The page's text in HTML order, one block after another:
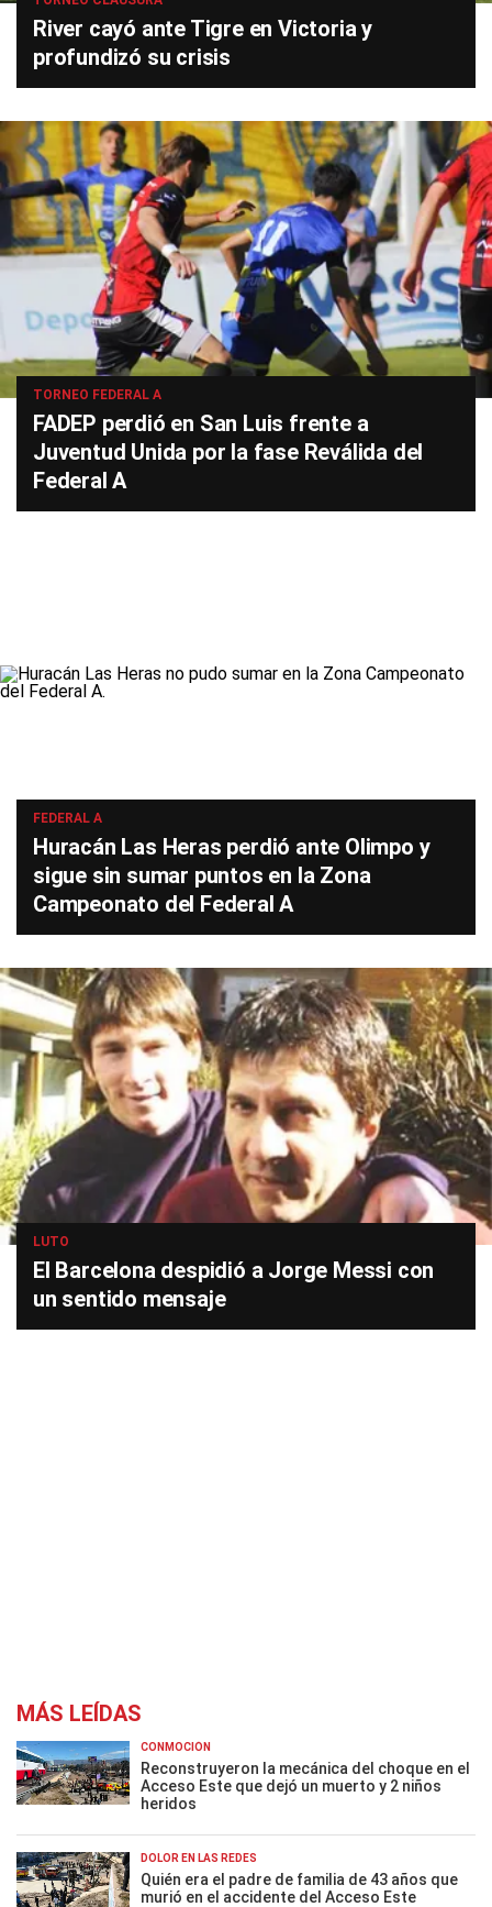
River cayó ante Tigre en Victoria y
profundizó su crisis
TORNEO FEDERAL A
FADEP perdió en San Luis frente a
Juventud Unida por la fase Reválida del
Federal A
FEDERAL A
Huracán Las Heras perdió ante Olimpo y
sigue sin sumar puntos en la Zona
Campeonato del Federal A
LUTO
El Barcelona despidió a Jorge Messi con
un sentido mensaje
MÁS LEÍDAS
CONMOCIÓN
Reconstruyeron la mecánica del choque en el
Acceso Este que dejó un muerto y 2 niños
heridos
DOLOR EN LAS REDES
Quién era el padre de familia de 43 años que
murió en el accidente del Acceso Este